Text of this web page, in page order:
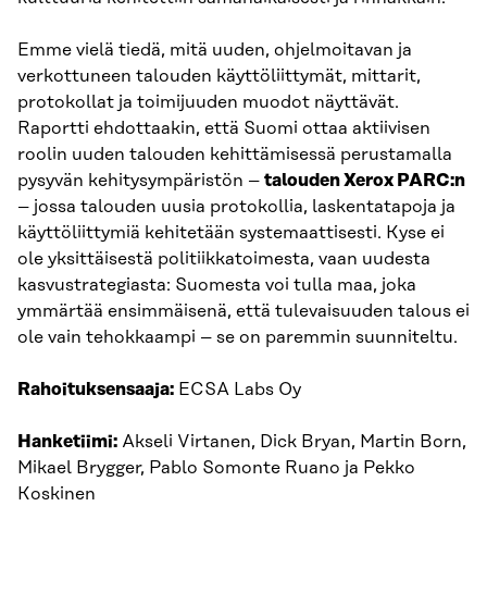
Emme vielä tiedä, mitä uuden, ohjelmoitavan ja
verkottuneen talouden käyttöliittymät, mittarit,
protokollat ja toimijuuden muodot näyttävät.
Raportti ehdottaakin, että Suomi ottaa aktiivisen
roolin uuden talouden kehittämisessä perustamalla
pysyvän kehitysympäristön – talouden Xerox PARC:n
– jossa talouden uusia protokollia, laskentatapoja ja
käyttöliittymiä kehitetään systemaattisesti. Kyse ei
ole yksittäisestä politiikkatoimesta, vaan uudesta
kasvustrategiasta: Suomesta voi tulla maa, joka
ymmärtää ensimmäisenä, että tulevaisuuden talous ei
ole vain tehokkaampi – se on paremmin suunniteltu.
Rahoituksensaaja: ECSA Labs Oy
Hanketiimi: Akseli Virtanen, Dick Bryan, Martin Born,
Mikael Brygger, Pablo Somonte Ruano ja Pekko
Koskinen